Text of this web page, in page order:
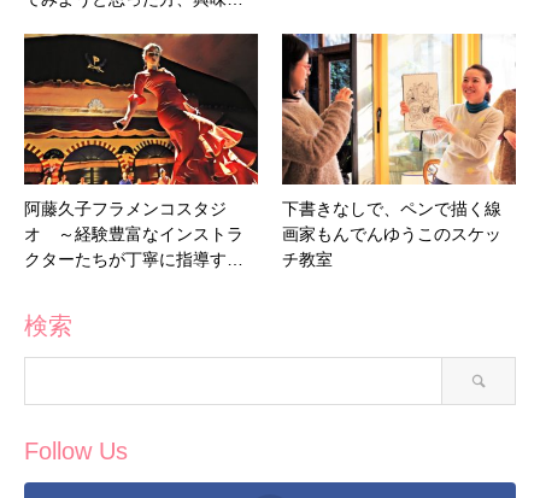
阿藤久子フラメンコスタジ
オ ～経験豊富なインストラ
クターたちが丁寧に指導す…
下書きなしで、ペンで描く線
画家もんでんゆうこのスケッ
チ教室
検索
Follow Us